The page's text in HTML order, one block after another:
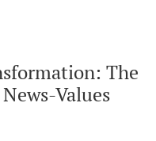
The
Values